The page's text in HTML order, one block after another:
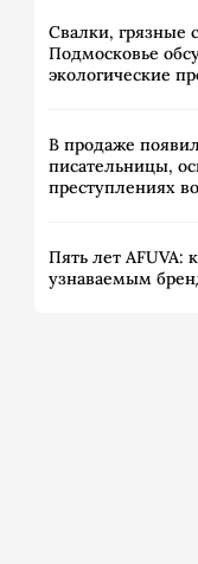
Свалки, грязные
Подмосковье
экологические
В продаже
писательницы,
преступлениях
Пять лет AFUVA:
узнаваемым